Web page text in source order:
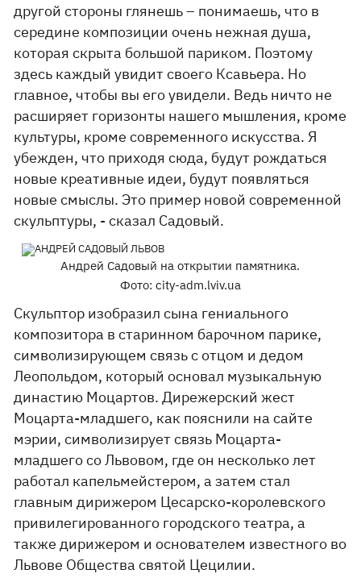
другой стороны глянешь – понимаешь, что в
середине композиции очень нежная душа,
которая скрыта большой париком. Поэтому
здесь каждый увидит своего Ксавьера. Но
главное, чтобы вы его увидели. Ведь ничто не
расширяет горизонты нашего мышления, кроме
культуры, кроме современного искусства. Я
убежден, что приходя сюда, будут рождаться
новые креативные идеи, будут появляться
новые смыслы. Это пример новой современной
скульптуры, - сказал Садовый.
Андрей Садовый на открытии памятника.
Фото: city-adm.lviv.ua
Скульптор изобразил сына гениального
композитора в старинном барочном парике,
символизирующем связь с отцом и дедом
Леопольдом, который основал музыкальную
династию Моцартов. Дирежерский жест
Моцарта-младшего, как пояснили на сайте
мэрии, символизирует связь Моцарта-
младшего со Львовом, где он несколько лет
работал капельмейстером, а затем стал
главным дирижером Цесарско-королевского
привилегированного городского театра, а
также дирижером и основателем известного во
Львове Общества святой Цецилии.